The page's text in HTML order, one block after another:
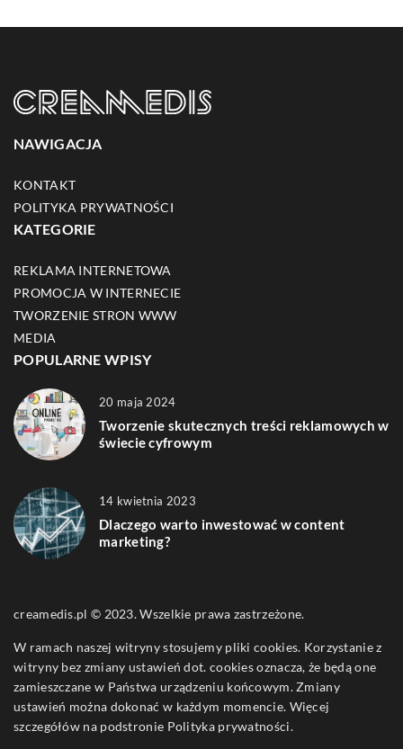
NAWIGACJA
KONTAKT
POLITYKA PRYWATNOŚCI
KATEGORIE
REKLAMA INTERNETOWA
PROMOCJA W INTERNECIE
TWORZENIE STRON WWW
MEDIA
POPULARNE WPISY
20 maja 2024
Tworzenie skutecznych treści reklamowych w
świecie cyfrowym
14 kwietnia 2023
Dlaczego warto inwestować w content
marketing?
creamedis.pl © 2023. Wszelkie prawa zastrzeżone.
W ramach naszej witryny stosujemy pliki cookies. Korzystanie z
witryny bez zmiany ustawień dot. cookies oznacza, że będą one
zamieszczane w Państwa urządzeniu końcowym. Zmiany
ustawień można dokonać w każdym momencie. Więcej
szczegółów na podstronie Polityka prywatności.